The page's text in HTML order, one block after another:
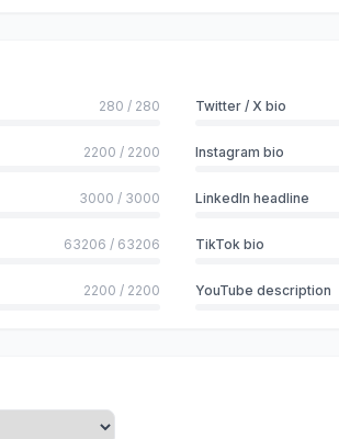
280 / 280 Twitter / X bio
2200 / 2200 Instagram bio
3000 / 3000 LinkedIn headline
63206 / 63206 TikTok bio
2200 / 2200 YouTube description